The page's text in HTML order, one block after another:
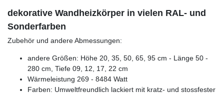
dekorative Wandheizkörper in vielen RAL- und
Sonderfarben
Zubehör und andere Abmessungen:
andere Größen: Höhe 20, 35, 50, 65, 95 cm - Länge 50 -
280 cm, Tiefe 09, 12, 17, 22 cm
Wärmeleistung 269 - 8484 Watt
Farben: Umweltfreundlich lackiert mit kratz- und stossfester